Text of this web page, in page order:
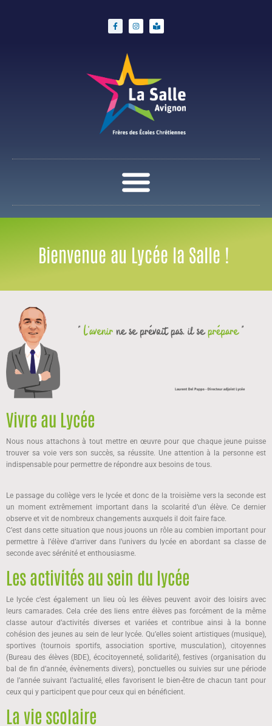
Bienvenue au Lycée la Salle !
Vivre au Lycée
Nous nous attachons à tout mettre en œuvre pour que chaque jeune puisse
trouver sa voie vers son succès, sa réussite. Une attention à la personne est
indispensable pour permettre de répondre aux besoins de tous.
Le passage du collège vers le lycée et donc de la troisième vers la seconde est
un moment extrêmement important dans la scolarité d’un élève. Ce dernier
observe et vit de nombreux changements auxquels il doit faire face.
C’est dans cette situation que nous jouons un rôle au combien important pour
permettre à l’élève d’arriver dans l’univers du lycée en abordant sa classe de
seconde avec sérénité et enthousiasme.
Les activités au sein du lycée
Le lycée c’est également un lieu où les élèves peuvent avoir des loisirs avec
leurs camarades. Cela crée des liens entre élèves pas forcément de la même
classe autour d’activités diverses et variées et contribue ainsi à la bonne
cohésion des jeunes au sein de leur lycée. Qu’elles soient artistiques (musique),
sportives (tournois sportifs, association sportive, musculation), citoyennes
(Bureau des élèves (BDE), écocitoyenneté, solidarité), festives (organisation du
bal de fin d’année, évènements divers), ponctuelles ou suivies sur une période
de l’année suivant l’actualité, elles favorisent le bien-être de chacun tant pour
ceux qui y participent que pour ceux qui en bénéficient.
La vie scolaire